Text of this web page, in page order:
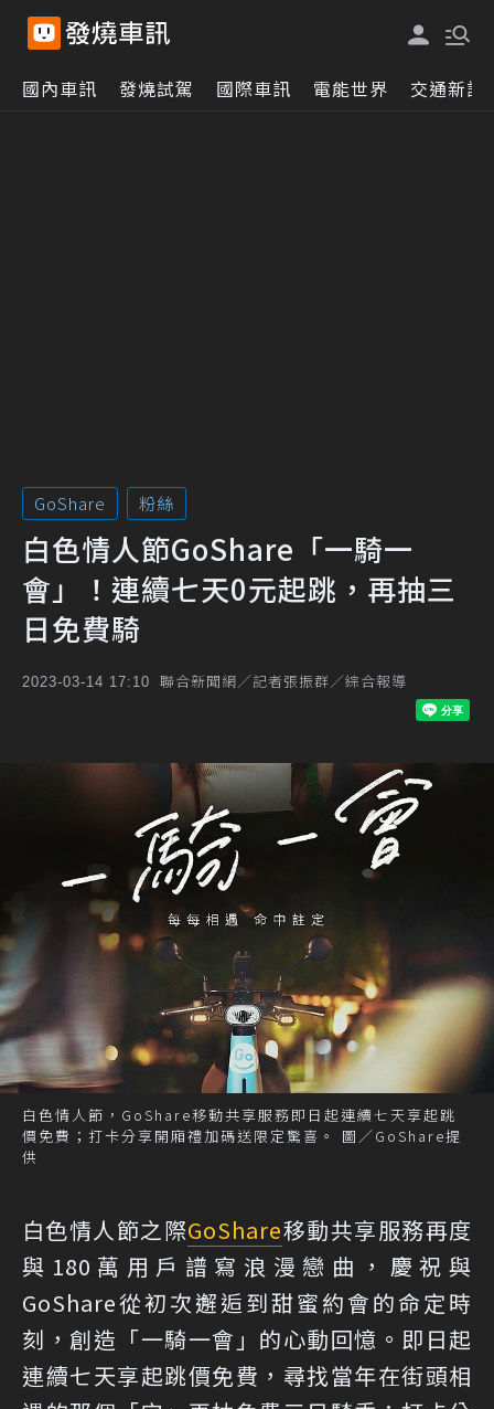
國內車訊 發燒試駕 國際車訊 電能世界 交通新訊
GoShare 粉絲
白色情人節GoShare「一騎一
會」！連續七天0元起跳，再抽三
日免費騎
2023-03-14 17:10 聯合新聞網／記者張振群／綜合報導
白色情人節，GoShare移動共享服務即日起連續七天享起跳
價免費；打卡分享開廂禮加碼送限定驚喜。 圖／GoShare提
供
白色情人節之際GoShare移動共享服務再度
與180萬用戶譜寫浪漫戀曲，慶祝與
GoShare從初次邂逅到甜蜜約會的命定時
刻，創造「一騎一會」的心動回憶。即日起
連續七天享起跳價免費，尋找當年在街頭相